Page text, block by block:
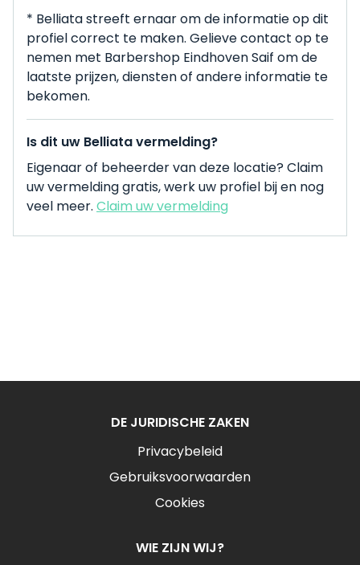
* Belliata streeft ernaar om de informatie op dit
profiel correct te maken. Gelieve contact op te
nemen met Barbershop Eindhoven Saif om de
laatste prijzen, diensten of andere informatie te
bekomen.
Is dit uw Belliata vermelding?
Eigenaar of beheerder van deze locatie? Claim
uw vermelding gratis, werk uw profiel bij en nog
veel meer. Claim uw vermelding
DE JURIDISCHE ZAKEN
Privacybeleid
Gebruiksvoorwaarden
Cookies
WIE ZIJN WIJ?